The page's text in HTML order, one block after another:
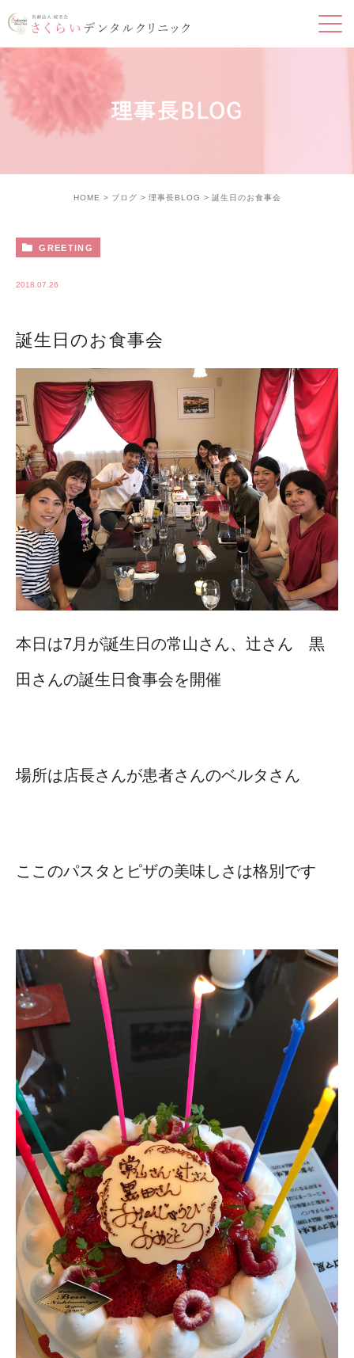
理事長BLOG
HOME ブログ 理事長BLOG 誕生日のお食事会
GREETING
2018.07.26
誕生日のお食事会
本日は7月が誕生日の常山さん、辻さん 黒
田さんの誕生日食事会を開催
場所は店長さんが患者さんのベルタさん
ここのパスタとピザの美味しさは格別です